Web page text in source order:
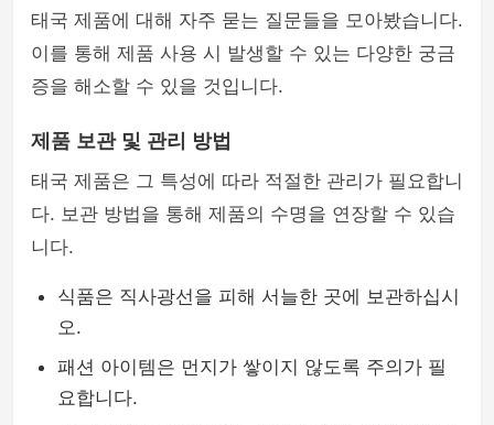
태국 제품에 대해 자주 묻는 질문들을 모아봤습니다.
이를 통해 제품 사용 시 발생할 수 있는 다양한 궁금
증을 해소할 수 있을 것입니다.
제품 보관 및 관리 방법
태국 제품은 그 특성에 따라 적절한 관리가 필요합니
다. 보관 방법을 통해 제품의 수명을 연장할 수 있습
니다.
식품은 직사광선을 피해 서늘한 곳에 보관하십시
오.
패션 아이템은 먼지가 쌓이지 않도록 주의가 필
요합니다.